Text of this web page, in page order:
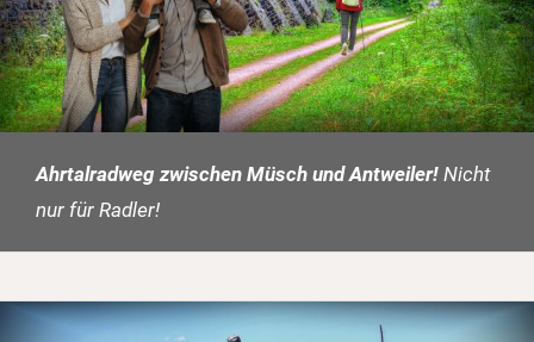
Ahrtalradweg zwischen Müsch und Antweiler! Nicht
nur für Radler!